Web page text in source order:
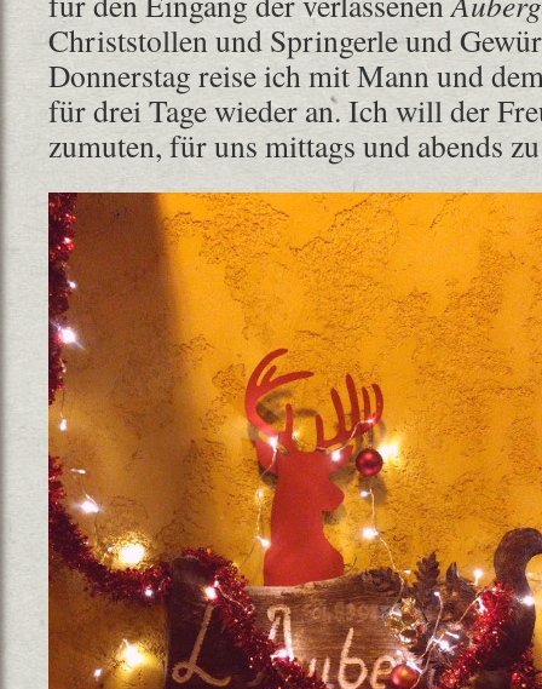
Christstollen und Springerle und
Donnerstag reise ich mit Mann und
für drei Tage wieder an. Ich will der
zumuten, für uns mittags und abends